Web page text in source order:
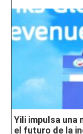
Yili impulsa una
el futuro de la